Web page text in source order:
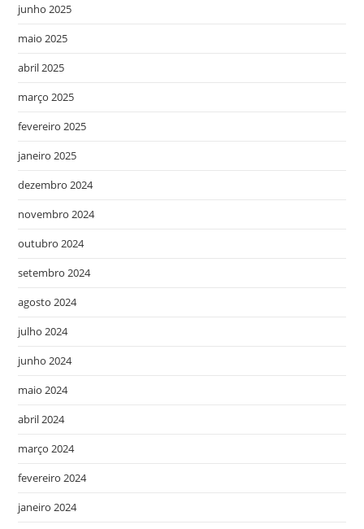
junho 2025
maio 2025
abril 2025
março 2025
fevereiro 2025
janeiro 2025
dezembro 2024
novembro 2024
outubro 2024
setembro 2024
agosto 2024
julho 2024
junho 2024
maio 2024
abril 2024
março 2024
fevereiro 2024
janeiro 2024